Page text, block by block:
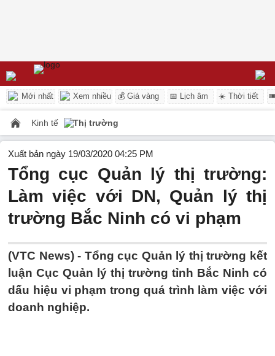
Mới nhất Xem nhiều 💰 Giá vàng 📅 Lịch âm ☀️ Thời tiết
Kinh tế Thị trường
Xuất bản ngày 19/03/2020 04:25 PM
Tổng cục Quản lý thị trường:
Làm việc với DN, Quản lý thị
trường Bắc Ninh có vi phạm
(VTC News) - Tổng cục Quản lý thị trường kết
luận Cục Quản lý thị trường tỉnh Bắc Ninh có
dấu hiệu vi phạm trong quá trình làm việc với
doanh nghiệp.